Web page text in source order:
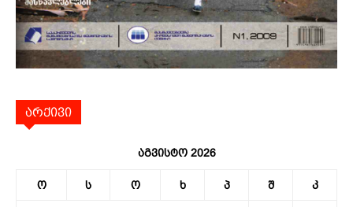
არქივი
აგვისტო 2026
ო ს ო ხ პ შ კ